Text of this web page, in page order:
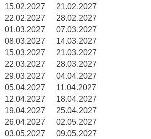
15.02.2027
21.02.2027
22.02.2027
28.02.2027
01.03.2027
07.03.2027
08.03.2027
14.03.2027
15.03.2027
21.03.2027
22.03.2027
28.03.2027
29.03.2027
04.04.2027
05.04.2027
11.04.2027
12.04.2027
18.04.2027
19.04.2027
25.04.2027
26.04.2027
02.05.2027
03.05.2027
09.05.2027